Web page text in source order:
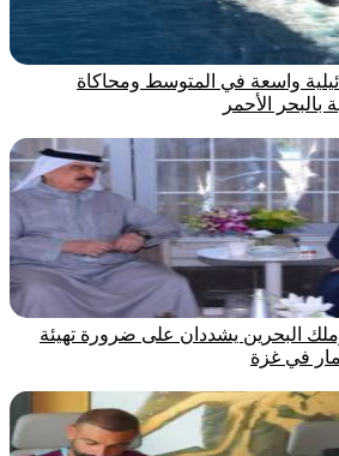
واسعة في المتوسط ومحاكاة
الأحمر
البحرين يشددان على ضرورة تهيئة
في غزة